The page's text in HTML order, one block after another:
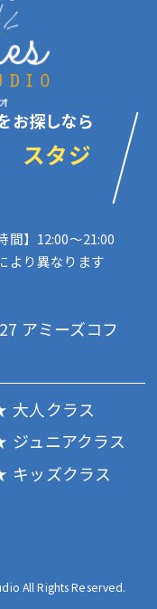
お探しなら
スタジ
間】12:00〜21:00
より異なります
アミーズコフ
大人クラス
ジュニアクラス
キッズクラス
All Rights Reserved.